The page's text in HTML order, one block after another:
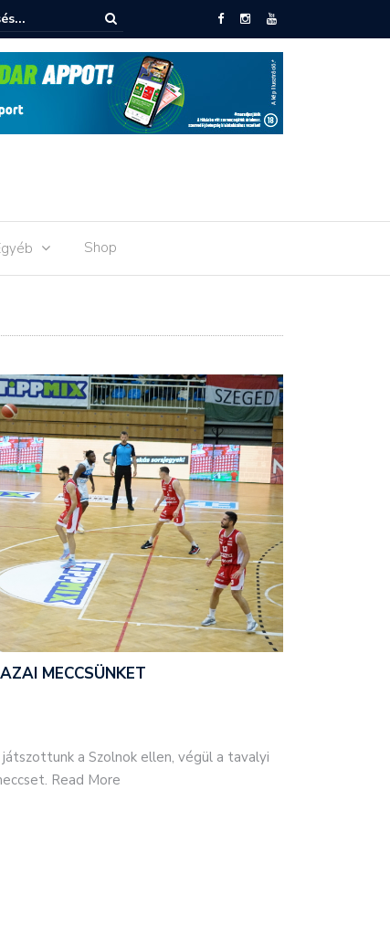
hazai pályán
Shop
MECCSÜNKET
a Szolnok ellen, végül a tavalyi
Read More